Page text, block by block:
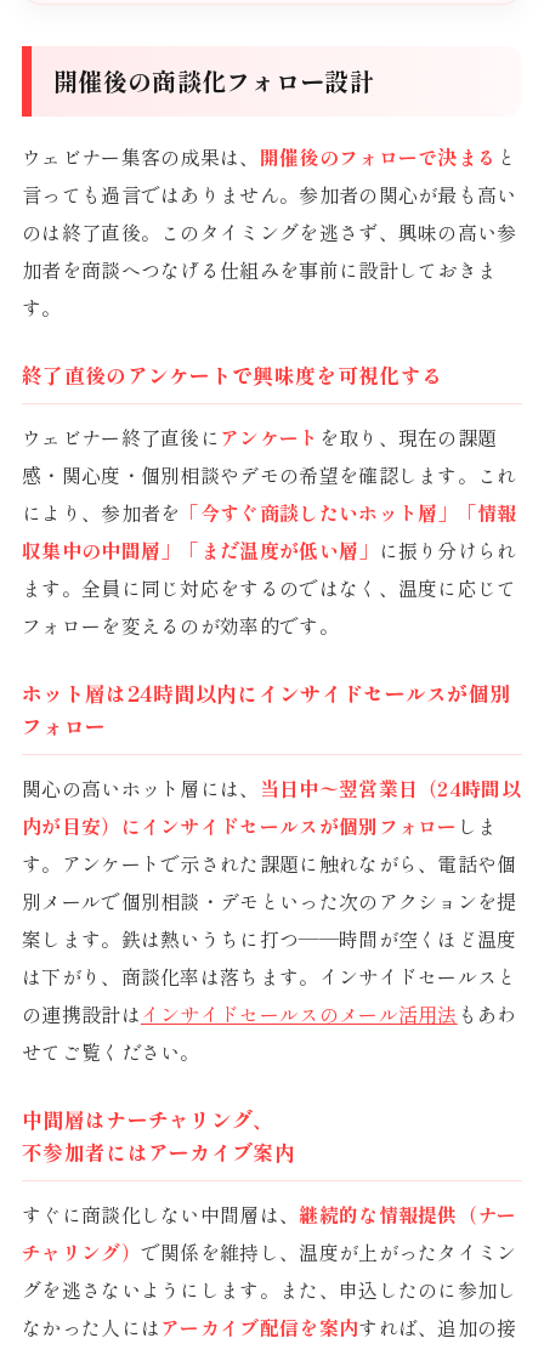
開催後の商談化フォロー設計
ウェビナー集客の成果は、 開催後のフォローで決まる と
言っても過言ではありません。参加者の関心が最も高い
のは終了直後。このタイミングを逃さず、興味の高い参
加者を商談へつなげる仕組みを事前に設計しておきま
す。
終了直後のアンケートで興味度を可視化する
ウェビナー終了直後にアンケート を取り、現在の課題
感・関心度・個別相談やデモの希望を確認します。これ
により、参加者を 「今すぐ商談したいホット層」「情報
収集中の中間層」「まだ温度が低い層」 に振り分けられ
ます。全員に同じ対応をするのではなく、温度に応じて
フォローを変えるのが効率的です。
ホット層は24時間以内にインサイドセールスが個別
フォロー
関心の高いホット層には、 当日中〜翌営業日（24時間以
内が目安）にインサイドセールスが個別フォロー しま
す。アンケートで示された課題に触れながら、電話や個
別メールで個別相談・デモといった次のアクションを提
案します。鉄は熱いうちに打つ——時間が空くほど温度
は下がり、商談化率は落ちます。インサイドセールスと
の連携設計はインサイドセールスのメール活用法 もあわ
せてご覧ください。
中間層はナーチャリング、
不参加者にはアーカイブ案内
すぐに商談化しない中間層は、 継続的な情報提供（ナー
チャリング） で関係を維持し、温度が上がったタイミン
グを逃さないようにします。また、申込したのに参加し
なかった人にはアーカイブ配信を案内すれば、追加の接